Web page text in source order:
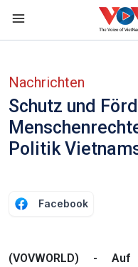
Nachrichten
Schutz und
Politik
Facebook
(VOVWORLD) -